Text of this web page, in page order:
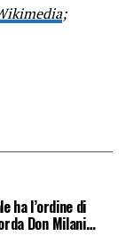
;
ha l’ordine di
Don Milani…